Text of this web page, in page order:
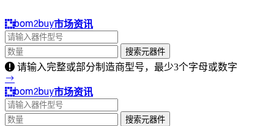
市场资讯
请输入完整或部分制造商型号，最少3个字母或数字
市场资讯